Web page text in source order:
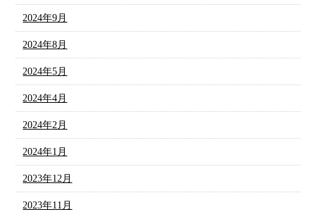
2024年9月
2024年8月
2024年5月
2024年4月
2024年2月
2024年1月
2023年12月
2023年11月